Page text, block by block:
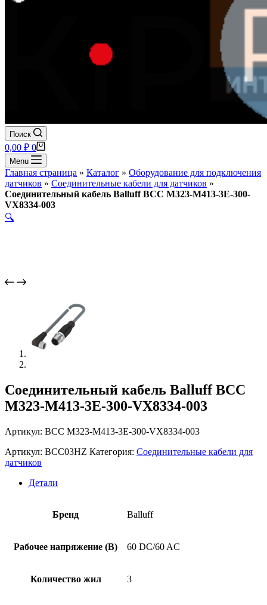
Поиск
Корзина
0,00 ₽ 0
Menu
Главная страница » Каталог » Оборудование для подключения
датчиков » Соединительные кабели для датчиков »
Соединительный кабель Balluff BCC M323-M413-3E-300-
VX8334-003
🔍
Соединительный кабель Balluff BCC
M323-M413-3E-300-VX8334-003
Артикул: BCC M323-M413-3E-300-VX8334-003
Артикул: BCC03HZ Категория: Соединительные кабели для
датчиков
Детали
Бренд Balluff
Рабочее напряжение (В) 60 DC/60 AC
Количество жил 3